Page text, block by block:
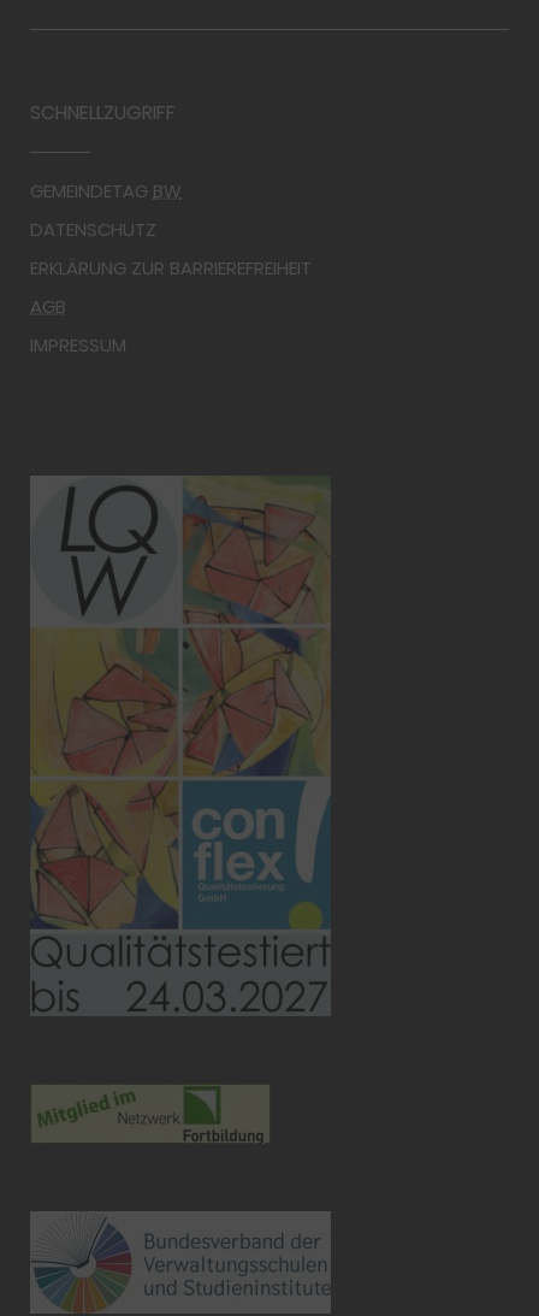
SCHNELLZUGRIFF
GEMEINDETAG BW
DATENSCHUTZ
ERKLÄRUNG ZUR BARRIEREFREIHEIT
AGB
IMPRESSUM